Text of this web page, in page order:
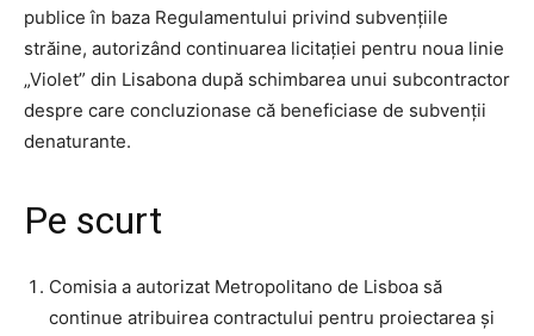
publice în baza Regulamentului privind subvențiile
străine, autorizând continuarea licitației pentru noua linie
„Violet” din Lisabona după schimbarea unui subcontractor
despre care concluzionase că beneficiase de subvenții
denaturante.
Pe scurt
Comisia a autorizat Metropolitano de Lisboa să
continue atribuirea contractului pentru proiectarea și